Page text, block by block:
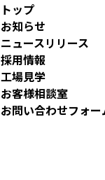
トップ
お知らせ
ニュースリリース
採用情報
工場見学
お客様相談室
お問い合わせフォー